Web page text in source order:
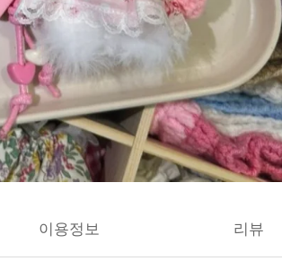
이용정보 리뷰